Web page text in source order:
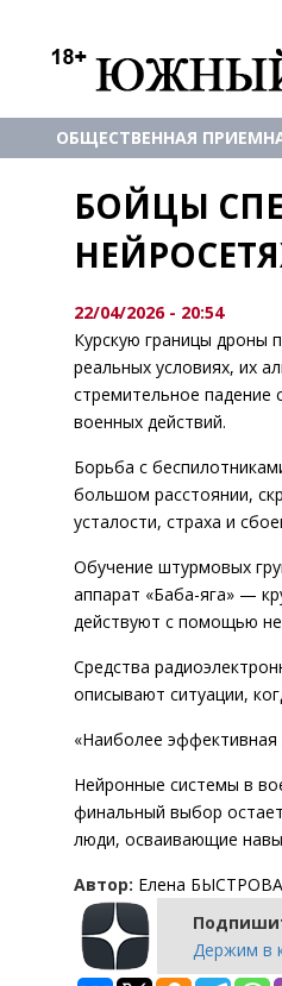
ОБЩЕСТВЕННАЯ
БОЙЦЫ
22/04/2026 - 20:54
Курскую границы дроны
реальных условиях, их
стремительное
военных действий.
Борьба с
большом расстоянии,
усталости, страха и
Обучение штурмовых
аппарат «Баба-яга» —
действуют с помощью
Средства
описывают ситуации,
«Наиболее
Нейронные системы в
финальный выбор
люди, осваивающие
Автор: Елена БЫСТРОВА
Держим в